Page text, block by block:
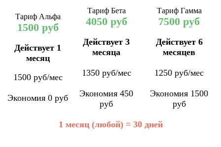
Тариф Альфа
1500 руб
Действует 1
месяц
1500 руб/мес
Экономия 0 руб
Тариф Бета
4050 руб
Действует 3
месяца
1350 руб/мес
Экономия 450
руб
Тариф Гамма
7500 руб
Действует 6
месяцев
1250 руб/мес
Экономия 1500
руб
1 месяц (любой) = 30 дней